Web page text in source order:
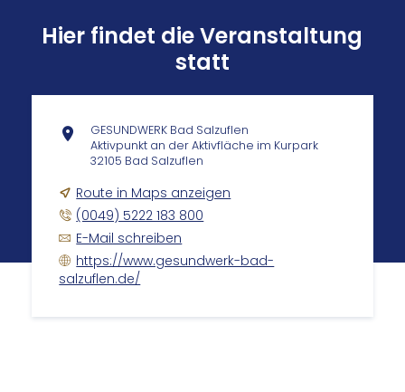
Hier findet die Veranstaltung
statt
GESUNDWERK Bad Salzuflen
Aktivpunkt an der Aktivfläche im Kurpark
32105 Bad Salzuflen
Route in Maps anzeigen
(0049) 5222 183 800
E-Mail schreiben
https://www.gesundwerk-bad-
salzuflen.de/